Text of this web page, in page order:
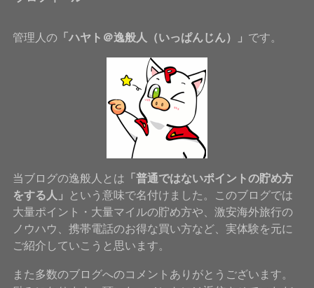
管理人の「ハヤト＠逸般人（いっぱんじん）」 です。
当ブログの逸般人とは 「普通ではないポイントの貯め方
をする人」
という意味で名付けました。このブログでは
大量ポイント・大量マイルの貯め方や、激安海外旅行の
ノウハウ、携帯電話のお得な買い方など、実体験を元に
ご紹介していこうと思います。
また多数のブログへのコメントありがとうございます。